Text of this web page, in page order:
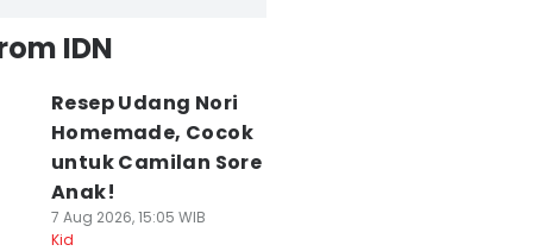
IDN
Resep Udang Nori
Homemade, Cocok
untuk Camilan Sore
Anak!
7 Aug 2026, 15:05 WIB
Kid